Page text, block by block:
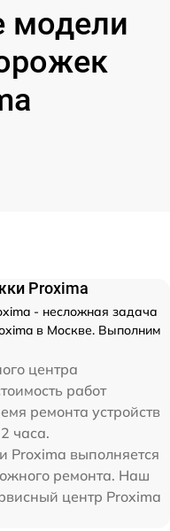
модели
Proxima
- несложная задача
в Москве. Выполним
центра
работ
ремонта устройств
часа.
Proxima выполняется
ремонта. Наш
центр Proxima